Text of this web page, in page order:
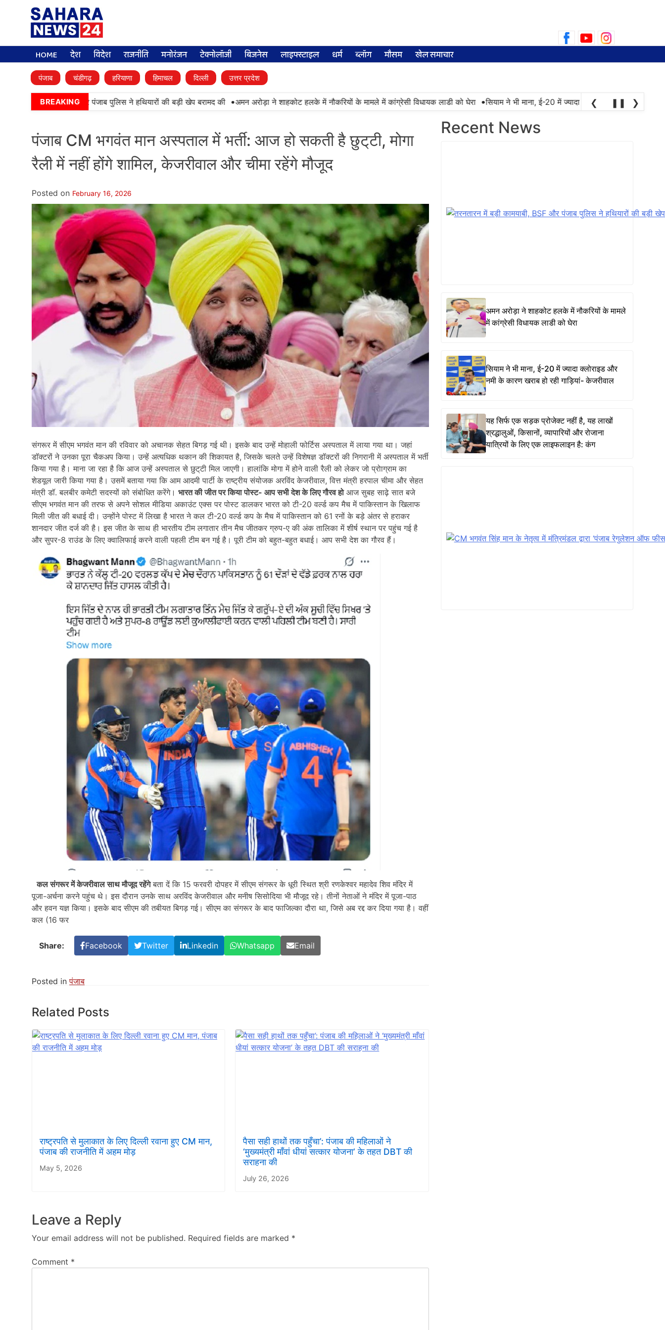
for:
HOME देश विदेश राजनीति मनोरंजन टेक्नोलॉजी बिजनेस लाइफ्स्टाइल धर्म ब्लॉग मौसम खेल समाचार
पंजाब चंडीगढ़ हरियाणा हिमाचल दिल्ली उत्तर प्रदेश
BREAKING
कामयाबी, BSF और पंजाब पुलिस ने हथियारों की बड़ी खेप बरामद की •अमन अरोड़ा ने शाहकोट हलके में नौकरियों के मामले में कांग्रेसी विधायक लाडी को घेरा •सियाम ने भी माना, ई-20 में ज्यादा क्लोराइड और नमी के कारण खराब
❮ ❚❚ ❯
पंजाब CM भगवंत मान अस्पताल में भर्ती: आज हो सकती है छुट्‌टी, मोगा
रैली में नहीं होंगे शामिल, केजरीवाल और चीमा रहेंगे मौजूद
Posted on February 16, 2026
संगरूर में सीएम भगवंत मान की रविवार को अचानक सेहत बिगड़ गई थी। इसके बाद उन्हें मोहाली फोर्टिस अस्पताल में लाया गया था। जहां
डॉक्टरों ने उनका पूरा चैकअप किया। उन्हें अत्यधिक थकान की शिकायत है, जिसके चलते उन्हें विशेषज्ञ डॉक्टरों की निगरानी में अस्पताल में भर्ती
किया गया है। माना जा रहा है कि आज उन्हें अस्पताल से छुट्‌टी मिल जाएगी। हालांकि मोगा में होने वाली रैली को लेकर जो प्रोाग्राम का
शेडयूल जारी किया गया है। उसमें बताया गया कि आम आदमी पार्टी के राष्ट्रीय संयोजक अरविंद केजरीवाल, वित्त मंत्री हरपाल चीमा और सेहत
मंत्री डॉ. बलबीर कमेटी सदस्यों को संबोधित करेंगे। भारत की जीत पर किया पोस्ट- आप सभी देश के लिए गौरव होआज सुबह साढ़े सात बजे
सीएम भगवंत मान की तरफ से अपने सोशल मीडिया अकाउंट एक्स पर पोस्ट डालकर भारत को टी-20 वर्ल्ड कप मैच में पाकिस्तान के खिलाफ
मिली जीत की बधाई दी। उन्होंने पोस्ट में लिखा है भारत ने कल टी-20 वर्ल्ड कप के मैच में पाकिस्तान को 61 रनों के बड़े अंतर से हराकर
शानदार जीत दर्ज की है। इस जीत के साथ ही भारतीय टीम लगातार तीन मैच जीतकर ग्रुप-ए की अंक तालिका में शीर्ष स्थान पर पहुंच गई है
और सुपर-8 राउंड के लिए क्वालिफाई करने वाली पहली टीम बन गई है। पूरी टीम को बहुत-बहुत बधाई। आप सभी देश का गौरव हैं।
कल संगरूर में केजरीवाल साथ मौजूद रहेंगेबता दें कि 15 फरवरी दोपहर में सीएम संगरूर के धूरी स्थित श्री रणकेश्वर महादेव शिव मंदिर में
पूजा-अर्चना करने पहुंच थे। इस दौरान उनके साथ अरविंद केजरीवाल और मनीष सिसोदिया भी मौजूद रहे। तीनों नेताओं ने मंदिर में पूजा-पाठ
और हवन यज्ञ किया। इसके बाद सीएम की तबीयत बिगड़ गई। सीएम का संगरूर के बाद फाजिल्का दौरा था, जिसे अब रद्द कर दिया गया है। वहीं
कल (16 फर
Share: Facebook Twitter Linkedin Whatsapp Email
Posted inपंजाब
Related Posts
राष्ट्रपति से मुलाकात के लिए दिल्ली रवाना हुए CM मान,
पंजाब की राजनीति में अहम मोड़
May 5, 2026
पैसा सही हाथों तक पहुँचा’: पंजाब की महिलाओं ने
‘मुख्यमंत्री माँवां धीयां सत्कार योजना’ के तहत DBT की
सराहना की
July 26, 2026
Leave a Reply
Your email address will not be published. Required fields are marked *
Comment *
Recent News
अमन अरोड़ा ने शाहकोट हलके में नौकरियों के मामले
में कांग्रेसी विधायक लाडी को घेरा
सियाम ने भी माना, ई-20 में ज्यादा क्लोराइड और
नमी के कारण खराब हो रही गाड़ियां- केजरीवाल
यह सिर्फ एक सड़क प्रोजेक्ट नहीं है, यह लाखों
श्रद्धालुओं, किसानों, व्यापारियों और रोजाना
यात्रियों के लिए एक लाइफलाइन है: कंग